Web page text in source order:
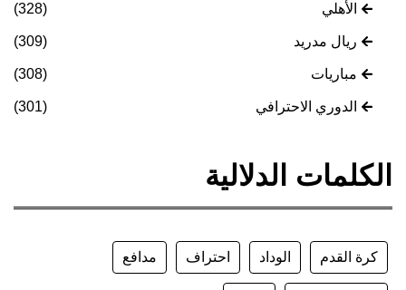
الأهلي (328)
ريال مدريد (309)
مباريات (308)
الدوري الاحترافي (301)
الكلمات الدلالية
كرة القدم الوداد احتراف مدافع